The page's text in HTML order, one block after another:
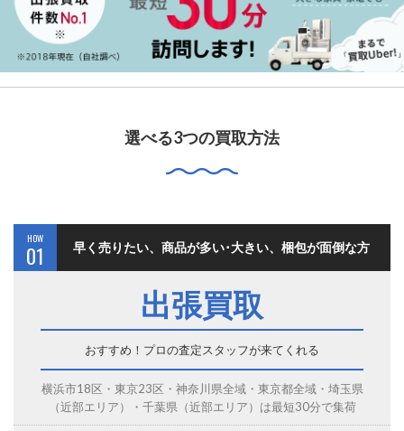
選べる3つの買取方法
HOW
01 早く売りたい、商品が多い･大きい、梱包が面倒な方
出張買取
おすすめ！プロの査定スタッフが来てくれる
横浜市18区・東京23区・神奈川県全域・東京都全域・埼玉県
（近部エリア）・千葉県（近部エリア）は最短30分で集荷